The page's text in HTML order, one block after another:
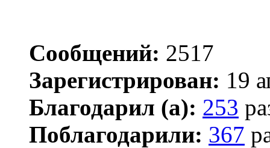
Сообщений: 2517
Зарегистрирован: 19
Благодарил (а): 253
Поблагодарили: 367